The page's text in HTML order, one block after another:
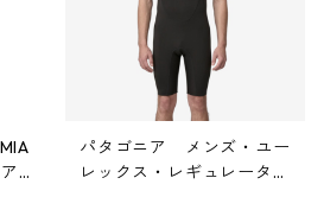
ッ
パタゴニア メンズ・ユー
レックス・レギュレータ